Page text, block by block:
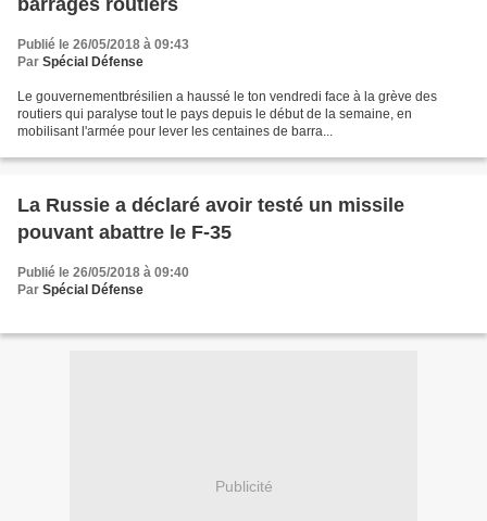
barrages routiers
Publié le 26/05/2018 à 09:43
Par Spécial Défense
Le gouvernementbrésilien a haussé le ton vendredi face à la grève des
routiers qui paralyse tout le pays depuis le début de la semaine, en
mobilisant l'armée pour lever les centaines de barra...
La Russie a déclaré avoir testé un missile
pouvant abattre le F-35
Publié le 26/05/2018 à 09:40
Par Spécial Défense
Publicité